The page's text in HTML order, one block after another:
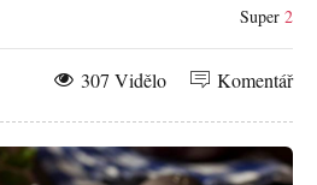
Super 2
Komentář
307 Vidělo